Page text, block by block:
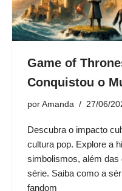
Game of
Conquistou o
por Amanda 27/06/
Descubra o impacto
cultura pop. Explore a
simbolismos, além das
série. Saiba como a
fandom